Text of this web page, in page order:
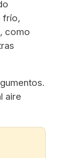
frío,
como
aire